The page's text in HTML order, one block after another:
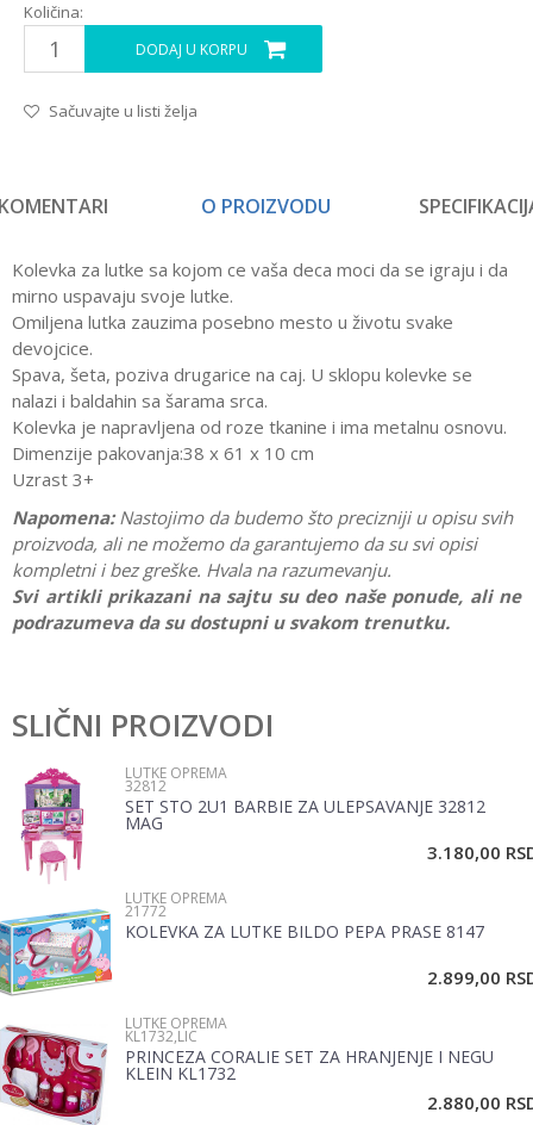
Količina:
DODAJ U KORPU
Sačuvajte u listi želja
O PROIZVODU
Kolevka za lutke sa kojom ce vaša deca moci da se igraju i da
mirno uspavaju svoje lutke.
Omiljena lutka zauzima posebno mesto u životu svake
devojcice.
Spava, šeta, poziva drugarice na caj. U sklopu kolevke se
nalazi i baldahin sa šarama srca.
Kolevka je napravljena od roze tkanine i ima metalnu osnovu.
Dimenzije pakovanja:38 x 61 x 10 cm
Uzrast 3+
Napomena: Nastojimo da budemo što precizniji u opisu svih
proizvoda, ali ne možemo da garantujemo da su svi opisi
kompletni i bez greške. Hvala na razumevanju.
Svi artikli prikazani na sajtu su deo naše ponude, ali ne
podrazumeva da su dostupni u svakom trenutku.
Brend
Materijal
Ime/Nadimak
Email
SLIČNI PROIZVODI
LUTKE OPREMA
32812
SET STO 2U1 BARBIE ZA ULEPSAVANJE 32812
MAG
3.180,00
LUTKE OPREMA
21772
KOLEVKA ZA LUTKE BILDO PEPA PRASE 8147
2.899,00
LUTKE OPREMA
KL1732,LIC
PRINCEZA CORALIE SET ZA HRANJENJE I NEGU
KLEIN KL1732
2.880,00